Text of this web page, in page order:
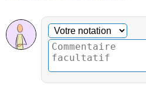
Commentaire facultatif
Votre notation